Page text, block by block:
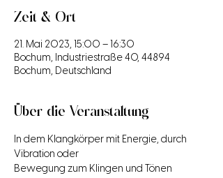
Zeit & Ort
21. Mai 2023, 15:00 – 16:30
Bochum, Industriestraße 40, 44894
Bochum, Deutschland
Über die Veranstaltung
In dem Klangkörper mit Energie, durch
Vibration oder
Bewegung zum Klingen und Tönen